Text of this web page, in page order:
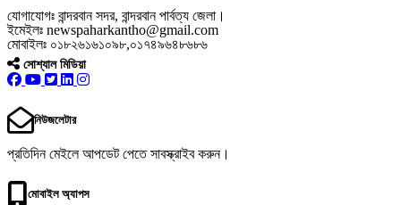
যোগাযোগঃ বান্দরবান সদর, বান্দরবান পার্বত্য জেলা।
ইমেইলঃ newspaharkantho@gmail.com
মোবাইলঃ ০১৮২৬১৬১০৯৮,০১৭৪৯৬৪৮৬৮৬
সোশ্যাল মিডিয়া
নিউজলেটার
প্রতিদিন মেইলে আপডেট পেতে সাবস্ক্রাইব করুন।
মোবাইল অ্যাপস